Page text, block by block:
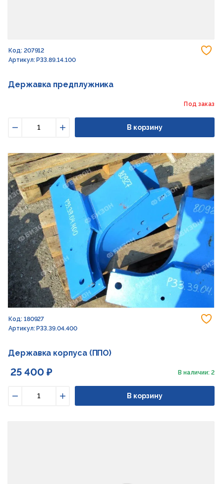
Код: 207912
Артикул: РЗЗ.89.14.100
Державка предплужника
Под заказ
Увеличить
В корзину
Код: 180927
Артикул: РЗЗ.39.04.400
Державка корпуса (ППО)
25 400 ₽ В наличии: 2
Увеличить
В корзину